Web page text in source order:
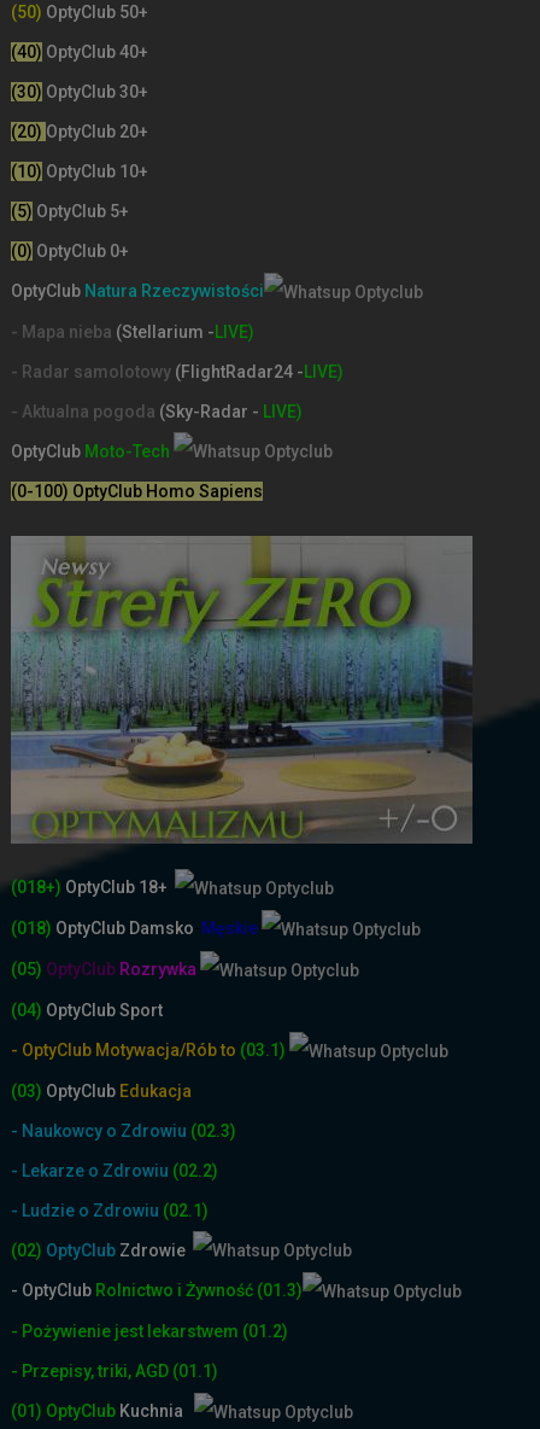
(50) OptyClub 50+
(40) OptyClub 40+
(30) OptyClub 30+
(20) OptyClub 20+
(10) OptyClub 10+
(5) OptyClub 5+
(0) OptyClub 0+
OptyClub Natura Rzeczywistości
- Mapa nieba (Stellarium -LIVE)
- Radar samolotowy (FlightRadar24 -LIVE)
- Aktualna pogoda (Sky-Radar - LIVE)
OptyClub Moto-Tech
(0-100) OptyClub Homo Sapiens
(018+) OptyClub 18+
(018) OptyClub Damsko Męskie
(05) OptyClub Rozrywka
(04) OptyClub Sport
- OptyClub Motywacja/Rób to (03.1)
(03) OptyClub Edukacja
- Naukowcy o Zdrowiu (02.3)
- Lekarze o Zdrowiu (02.2)
- Ludzie o Zdrowiu (02.1)
(02) OptyClub Zdrowie
- OptyClub Rolnictwo i Żywność (01.3)
- Pożywienie jest lekarstwem (01.2)
- Przepisy, triki, AGD (01.1)
(01) OptyClub Kuchnia